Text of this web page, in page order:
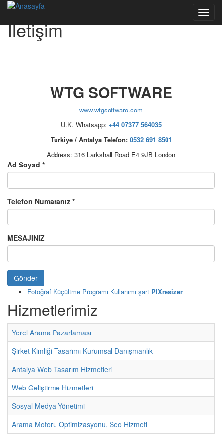
Ana içeriğe atla
İletişim
WTG SOFTWARE
www.wtgsoftware.com
U.K. Whatsapp: +44 07377 564035
Turkiye / Antalya Telefon: 0532 691 8501
Address: 316 Larkshall Road E4 9JB London
Ad Soyad *
Telefon Numaranız *
MESAJINIZ
Gönder
Fotoğraf Küçültme Programı Kullanımı şart PIXresizer
Hizmetlerimiz
Yerel Arama Pazarlaması
Şirket Kimliği Tasarımı Kurumsal Danışmanlık
Antalya Web Tasarım Hizmetleri
Web Geliştirme Hizmetleri
Sosyal Medya Yönetimi
Arama Motoru Optimizasyonu, Seo Hizmeti